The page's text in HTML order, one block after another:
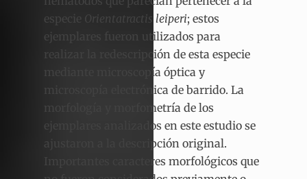
especie Orientatractis leiperi; estos
ejemplares fueron utilizados para
realizar la redescripción de esta especie
mediante microscopía óptica y
microscopía electrónica de barrido. La
morfología y morfometría de los
ejemplares analizados en este estudio se
ajustaron a la descripción original.
Importantes caracteres morfológicos que